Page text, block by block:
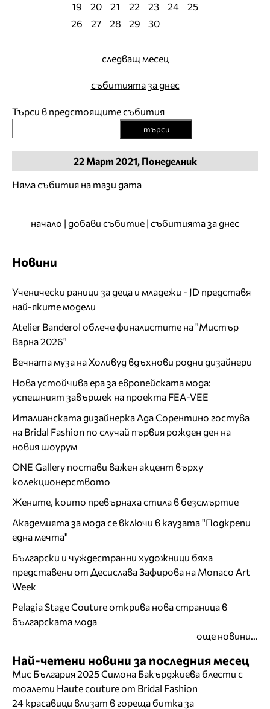
19
20 21 22 23 24
25
26
27 28 29 30
следващ месец
събитията за днес
Търси в предстоящите събития
търси
22 Март 2021, Понеделник
Няма събития на тази дата
начало | добави събитие | събитията за днес
Новини
Ученически раници за деца и младежи - JD представя
най-яките модели
Atelier Banderol облече финалистите на "Мистър
Варна 2026"
Вечната муза на Холивуд вдъхнови родни дизайнери
Нова устойчива ера за европейската мода:
успешният завършек на проекта FEA-VEE
Италианската дизайнерка Ада Сорентино гостува
на Bridal Fashion по случай първия рожден ден на
новия шоурум
ONE Gallery постави важен акцент върху
колекционерството
Жените, които превърнаха стила в безсмъртие
Академията за мода се включи в каузата "Подкрепи
една мечта"
Български и чуждестранни художници бяха
представени от Десислава Зафирова на Monaco Art
Week
Pelagia Stage Couture открива нова страница в
българската мода
още новини...
Най-четени новини за последния месец
Мис България 2025 Симона Бакърджиева блести с
тоалети Haute couture от Bridal Fashion
24 красавици влизат в гореща битка за